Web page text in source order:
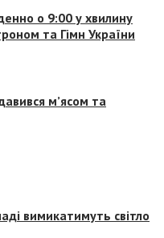
о 9:00 у хвилину
та Гімн України
м’ясом та
вимикатимуть світло